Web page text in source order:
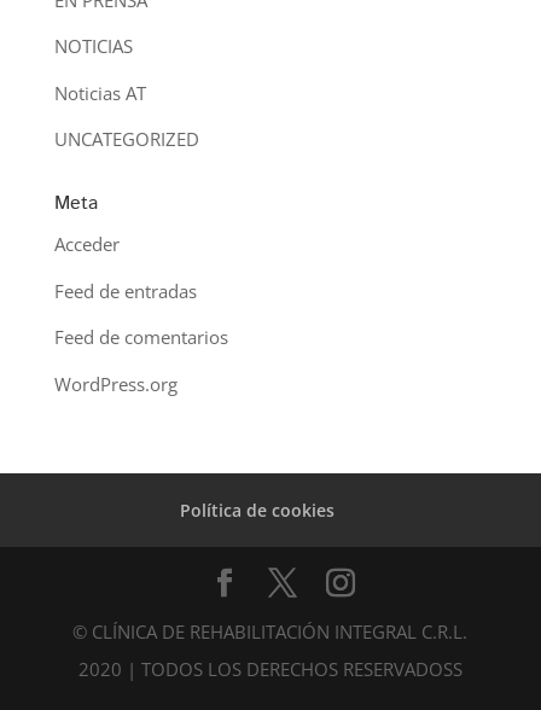
NOTICIAS
Noticias AT
UNCATEGORIZED
Meta
Acceder
Feed de entradas
Feed de comentarios
WordPress.org
Política de cookies
© CLÍNICA DE REHABILITACIÓN INTEGRAL C.R.L.
2020 | TODOS LOS DERECHOS RESERVADOSS